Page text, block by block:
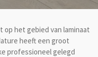
op het gebied van laminaat
heeft een groot
professioneel gelegd